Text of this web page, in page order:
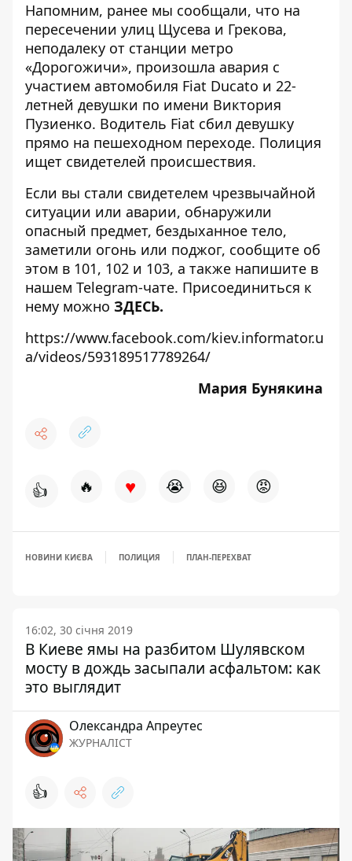
Напомним, ранее мы сообщали, что на
пересечении улиц Щусева и Грекова,
неподалеку от станции метро
«Дорогожичи», произошла авария с
участием автомобиля Fiat Ducato и 22-
летней девушки по имени Виктория
Пузиенко. Водитель Fiat сбил девушку
прямо на пешеходном переходе. Полиция
ищет свидетелей происшествия.
Если вы стали свидетелем чрезвычайной
ситуации или аварии, обнаружили
опасный предмет, бездыханное тело,
заметили огонь или поджог, сообщите об
этом в 101, 102 и 103, а также напишите в
нашем Telegram-чате. Присоединиться к
нему можно ЗДЕСЬ.
https://www.facebook.com/kiev.informator.u
a/videos/593189517789264/
Мария Бунякина
👍 🔥 ♥ 😭 😆 😡
НОВИНИ КИЄВА ПОЛИЦИЯ ПЛАН-ПЕРЕХВАТ
16:02, 30 січня 2019
В Киеве ямы на разбитом Шулявском
мосту в дождь засыпали асфальтом: как
это выглядит
Олександра Апреутес
ЖУРНАЛІСТ
👍